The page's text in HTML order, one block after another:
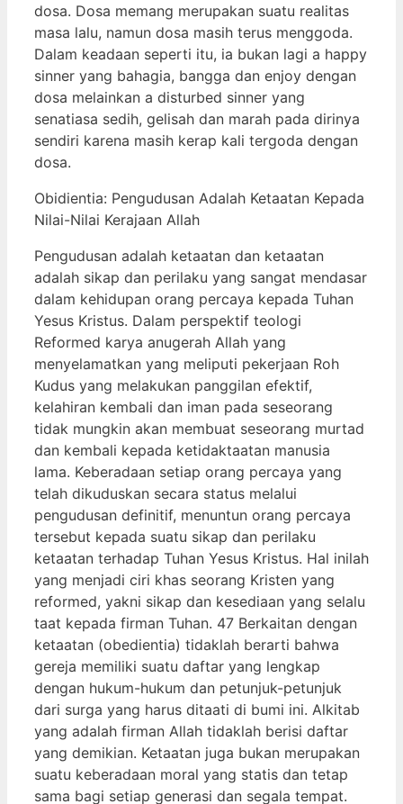
dosa. Dosa memang merupakan suatu realitas
masa lalu, namun dosa masih terus menggoda.
Dalam keadaan seperti itu, ia bukan lagi a happy
sinner yang bahagia, bangga dan enjoy dengan
dosa melainkan a disturbed sinner yang
senatiasa sedih, gelisah dan marah pada dirinya
sendiri karena masih kerap kali tergoda dengan
dosa.
Obidientia: Pengudusan Adalah Ketaatan Kepada
Nilai-Nilai Kerajaan Allah
Pengudusan adalah ketaatan dan ketaatan
adalah sikap dan perilaku yang sangat mendasar
dalam kehidupan orang percaya kepada Tuhan
Yesus Kristus. Dalam perspektif teologi
Reformed karya anugerah Allah yang
menyelamatkan yang meliputi pekerjaan Roh
Kudus yang melakukan panggilan efektif,
kelahiran kembali dan iman pada seseorang
tidak mungkin akan membuat seseorang murtad
dan kembali kepada ketidaktaatan manusia
lama. Keberadaan setiap orang percaya yang
telah dikuduskan secara status melalui
pengudusan definitif, menuntun orang percaya
tersebut kepada suatu sikap dan perilaku
ketaatan terhadap Tuhan Yesus Kristus. Hal inilah
yang menjadi ciri khas seorang Kristen yang
reformed, yakni sikap dan kesediaan yang selalu
taat kepada firman Tuhan. 47 Berkaitan dengan
ketaatan (obedientia) tidaklah berarti bahwa
gereja memiliki suatu daftar yang lengkap
dengan hukum-hukum dan petunjuk-petunjuk
dari surga yang harus ditaati di bumi ini. Alkitab
yang adalah firman Allah tidaklah berisi daftar
yang demikian. Ketaatan juga bukan merupakan
suatu keberadaan moral yang statis dan tetap
sama bagi setiap generasi dan segala tempat.